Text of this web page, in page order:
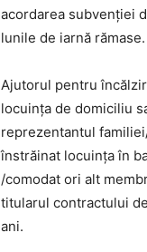
acordarea subvenției
lunile de iarnă rămase.
Ajutorul pentru
locuința de domiciliu
reprezentantul
înstrăinat locuința în
/comodat ori alt
titularul contractului
ani.